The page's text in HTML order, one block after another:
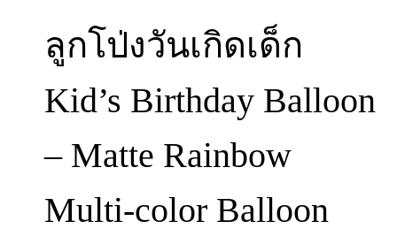
ลูกโป่งวันเกิดเด็ก
Kid’s Birthday Balloon
– Matte Rainbow
Multi-color Balloon